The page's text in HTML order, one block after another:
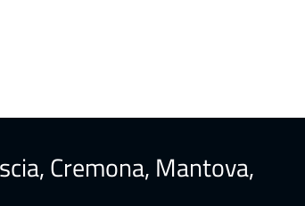
Cremona, Mantova,